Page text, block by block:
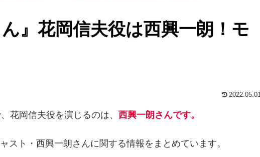
ん』花岡信夫役は西興一朗！モ
2022.05.01
花岡信夫役を演じるのは、 西興一朗さんです。
スト・西興一朗さんに関する情報をまとめています。